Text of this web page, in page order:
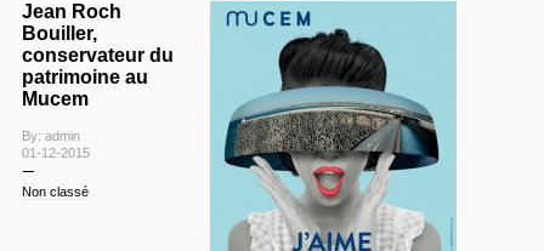
Jean Roch
Bouiller,
conservateur du
patrimoine au
Mucem
By: admin
01-12-2015
Non classé